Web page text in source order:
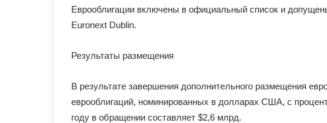
Еврооблигации включены в официальный список и
Euronext Dublin.
Результаты размещения
В результате завершения дополнительного размещения
еврооблигаций, номинированных в долларах США, с
году в обращении составляет $2,6 млрд.